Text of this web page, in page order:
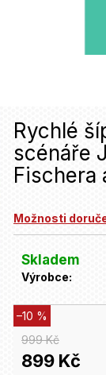
Rychlé
scénáře
Fischera
Možnosti
Skladem
Výrobce:
999 Kč
–10 %
899 Kč
a
j
t
D
o
p